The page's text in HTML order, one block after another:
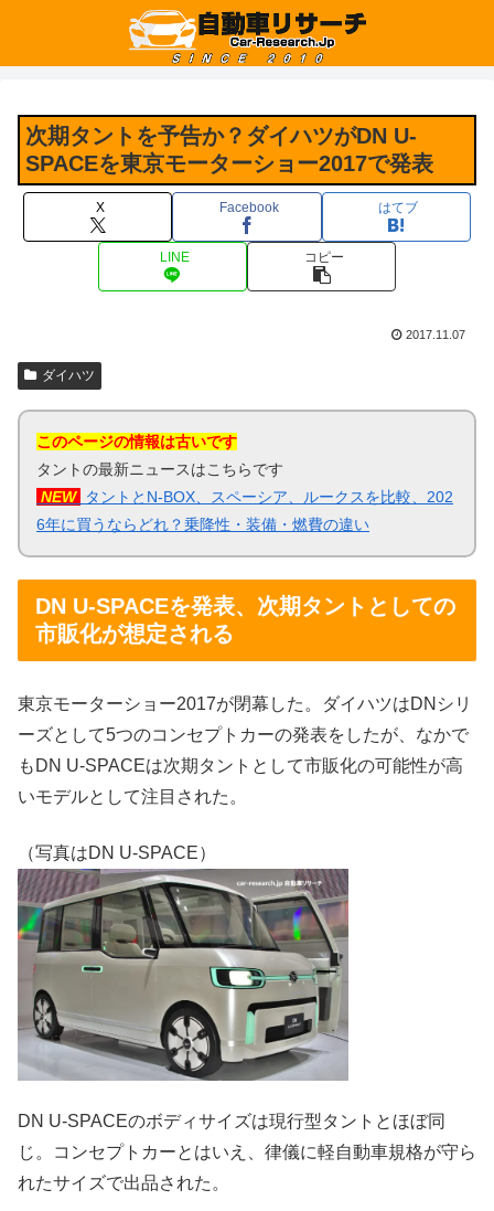
次期タントを予告か？ダイハツがDN U-
SPACEを東京モーターショー2017で発表
X Facebook はてブ
LINE コピー
2017.11.07
ダイハツ
このページの情報は古いです
タントの最新ニュースはこちらです
NEW タントとN-BOX、スペーシア、ルークスを比較、202
6年に買うならどれ？乗降性・装備・燃費の違い
DN U-SPACEを発表、次期タントとしての
市販化が想定される
東京モーターショー2017が閉幕した。ダイハツはDNシリ
ーズとして5つのコンセプトカーの発表をしたが、なかで
もDN U-SPACEは次期タントとして市販化の可能性が高
いモデルとして注目された。
（写真はDN U-SPACE）
DN U-SPACEのボディサイズは現行型タントとほぼ同
じ。コンセプトカーとはいえ、律儀に軽自動車規格が守ら
れたサイズで出品された。